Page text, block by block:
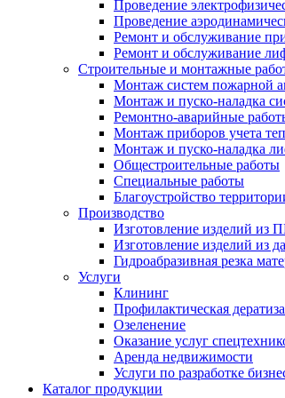
Проведение
Проведение
Ремонт и обслуживание
Ремонт и обслуживание
Строительные и монтажные
Монтаж систем пожарной
Монтаж и пуско-наладка
Ремонтно-аварийные
Монтаж приборов учета
Монтаж и пуско-наладка
Общестроительные работы
Специальные работы
Благоустройство
Производство
Изготовление изделий из
Изготовление изделий из
Гидроабразивная резка
Услуги
Клининг
Профилактическая
Озеленение
Оказание услуг
Аренда недвижимости
Услуги по разработке
Каталог продукции